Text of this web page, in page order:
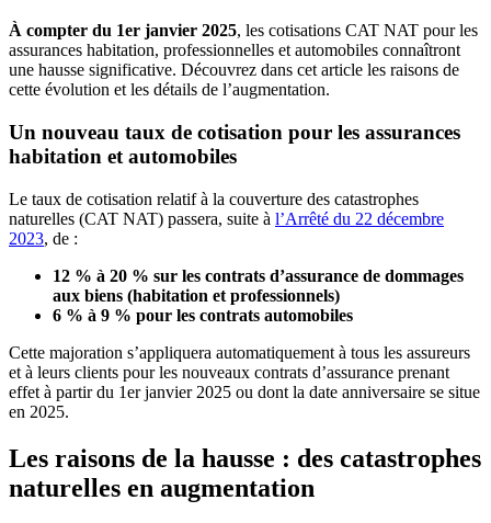
À compter du 1er janvier 2025, les cotisations CAT NAT pour les
assurances habitation, professionnelles et automobiles connaîtront
une hausse significative. Découvrez dans cet article les raisons de
cette évolution et les détails de l’augmentation.
Un nouveau taux de cotisation pour les assurances
habitation et automobiles
Le taux de cotisation relatif à la couverture des catastrophes
naturelles (CAT NAT) passera, suite à l’Arrêté du 22 décembre
2023, de :
12 % à 20 % sur les contrats d’assurance de dommages
aux biens (habitation et professionnels)
6 % à 9 % pour les contrats automobiles
Cette majoration s’appliquera automatiquement à tous les assureurs
et à leurs clients pour les nouveaux contrats d’assurance prenant
effet à partir du 1er janvier 2025 ou dont la date anniversaire se situe
en 2025.
Les raisons de la hausse : des catastrophes
naturelles en augmentation